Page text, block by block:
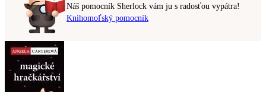
Náš pomocník Sherlock vám ju s radosťou vypátra!
Knihomoľský pomocník